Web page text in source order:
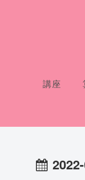
講座